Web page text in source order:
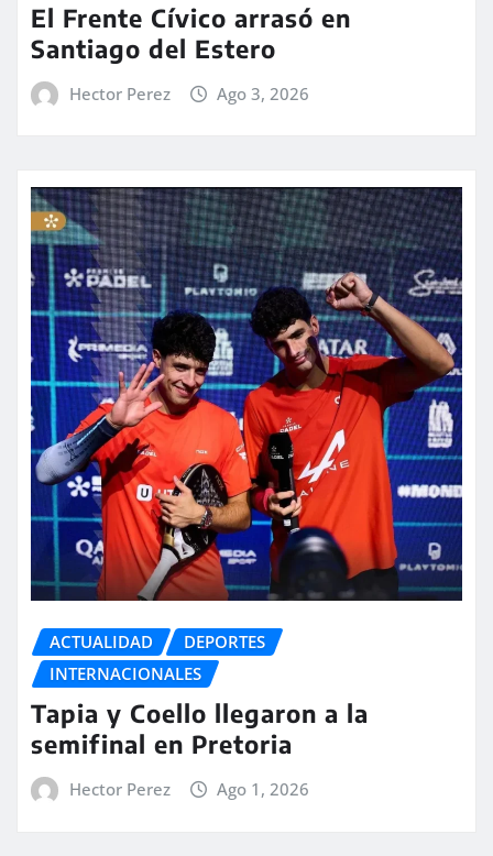
El Frente Cívico arrasó en
Santiago del Estero
Hector Perez Ago 3, 2026
ACTUALIDAD
DEPORTES
INTERNACIONALES
Tapia y Coello llegaron a la
semifinal en Pretoria
Hector Perez Ago 1, 2026